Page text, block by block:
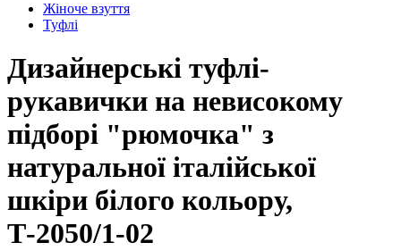
Жіноче взуття
Туфлі
Дизайнерські туфлі-
рукавички на невисокому
підборі "рюмочка" з
натуральної італійської
шкіри білого кольору,
Т-2050/1-02